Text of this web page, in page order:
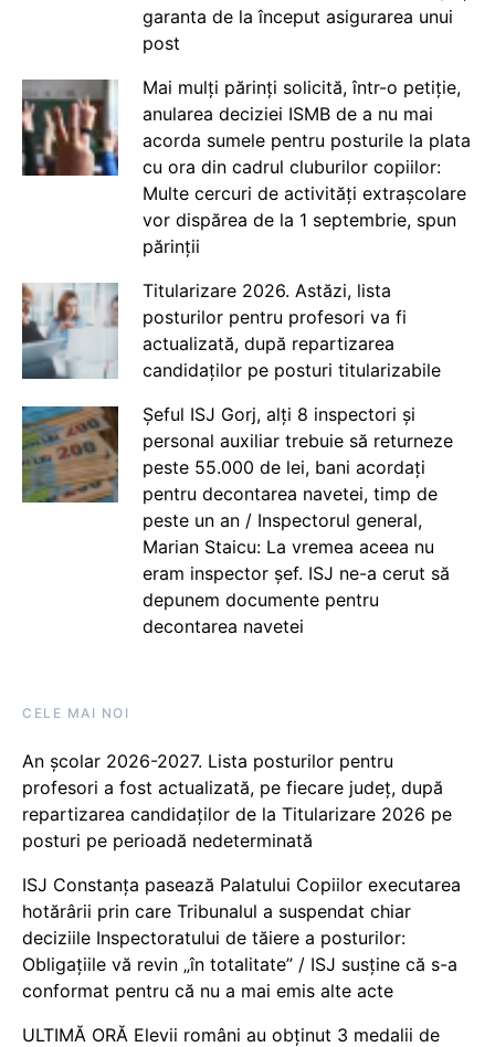
garanta de la început asigurarea unui
post
Mai mulți părinți solicită, într-o petiție,
anularea deciziei ISMB de a nu mai
acorda sumele pentru posturile la plata
cu ora din cadrul cluburilor copiilor:
Multe cercuri de activități extrașcolare
vor dispărea de la 1 septembrie, spun
părinții
Titularizare 2026. Astăzi, lista
posturilor pentru profesori va fi
actualizată, după repartizarea
candidaților pe posturi titularizabile
Șeful ISJ Gorj, alți 8 inspectori și
personal auxiliar trebuie să returneze
peste 55.000 de lei, bani acordați
pentru decontarea navetei, timp de
peste un an / Inspectorul general,
Marian Staicu: La vremea aceea nu
eram inspector șef. ISJ ne-a cerut să
depunem documente pentru
decontarea navetei
CELE MAI NOI
An școlar 2026-2027. Lista posturilor pentru
profesori a fost actualizată, pe fiecare județ, după
repartizarea candidaților de la Titularizare 2026 pe
posturi pe perioadă nedeterminată
ISJ Constanța pasează Palatului Copiilor executarea
hotărârii prin care Tribunalul a suspendat chiar
deciziile Inspectoratului de tăiere a posturilor:
Obligațiile vă revin „în totalitate” / ISJ susține că s-a
conformat pentru că nu a mai emis alte acte
ULTIMĂ ORĂ Elevii români au obținut 3 medalii de